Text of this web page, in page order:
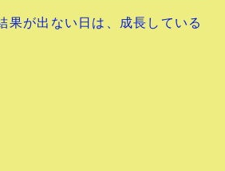
果が出ない日は、成長している